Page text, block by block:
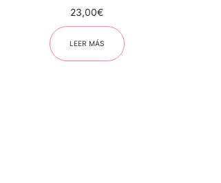
23,00€
LEER MÁS